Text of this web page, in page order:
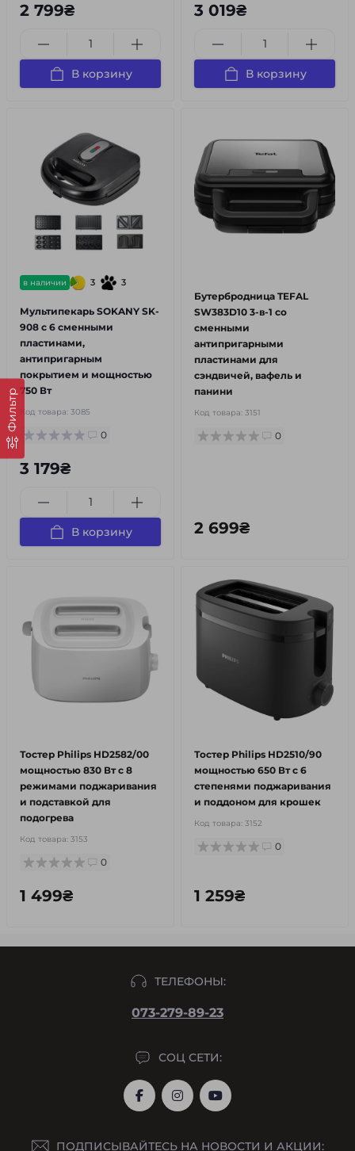
Фильтр
2 799₴
В корзину
3 019₴
В корзину
в наличии 3 3
Мультипекарь SOKANY SK-
908 с 6 сменными
пластинами,
антипригарным
покрытием и мощностью
750 Вт
Код товара: 3085
0
3 179₴
В корзину
Бутербродница TEFAL
SW383D10 3-в-1 со
сменными
антипригарными
пластинами для
сэндвичей, вафель и
панини
Код товара: 3151
0
2 699₴
Тостер Philips HD2582/00
мощностью 830 Вт с 8
режимами поджаривания
и подставкой для
подогрева
Код товара: 3153
0
1 499₴
Тостер Philips HD2510/90
мощностью 650 Вт с 6
степенями поджаривания
и поддоном для крошек
Код товара: 3152
0
1 259₴
ТЕЛЕФОНЫ:
073-279-89-23
СОЦ СЕТИ:
ПОДПИСЫВАЙТЕСЬ НА НОВОСТИ И АКЦИИ: